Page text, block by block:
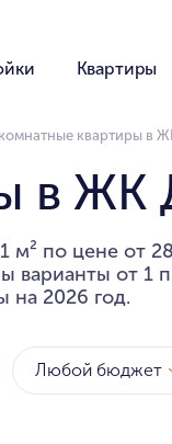
Квартиры
квартиры в
в ЖК
м² по цене от
варианты от 1
на 2026 год.
Любой бюджет